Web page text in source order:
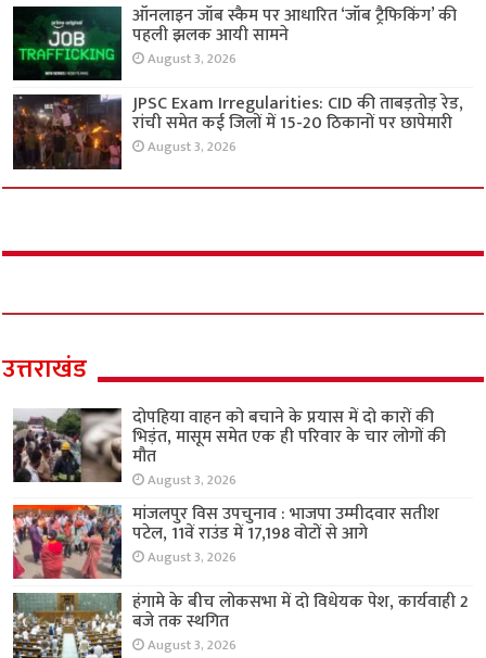
ऑनलाइन जॉब स्कैम पर आधारित ‘जॉब ट्रैफिकिंग’ की
पहली झलक आयी सामने
August 3, 2026
JPSC Exam Irregularities: CID की ताबड़तोड़ रेड,
रांची समेत कई जिलों में 15-20 ठिकानों पर छापेमारी
August 3, 2026
उत्तराखंड
दोपहिया वाहन को बचाने के प्रयास में दो कारों की
भिड़ंत, मासूम समेत एक ही परिवार के चार लोगों की
मौत
August 3, 2026
मांजलपुर विस उपचुनाव : भाजपा उम्मीदवार सतीश
पटेल, 11वें राउंड में 17,198 वोटों से आगे
August 3, 2026
हंगामे के बीच लोकसभा में दो विधेयक पेश, कार्यवाही 2
बजे तक स्थगित
August 3, 2026